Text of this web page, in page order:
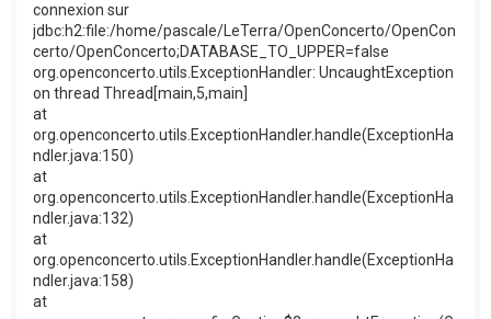
connexion sur
jdbc:h2:file:/home/pascale/LeTerra/OpenConcerto/OpenCon
certo/OpenConcerto;DATABASE_TO_UPPER=false
org.openconcerto.utils.ExceptionHandler: UncaughtException
on thread Thread[main,5,main]
at
org.openconcerto.utils.ExceptionHandler.handle(ExceptionHa
ndler.java:150)
at
org.openconcerto.utils.ExceptionHandler.handle(ExceptionHa
ndler.java:132)
at
org.openconcerto.utils.ExceptionHandler.handle(ExceptionHa
ndler.java:158)
at